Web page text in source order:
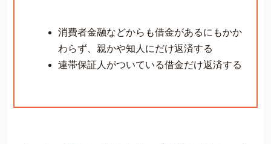
消費者金融などからも借金があるにもかか
わらず、親かや知人にだけ返済する
連帯保証人がついている借金だけ返済する